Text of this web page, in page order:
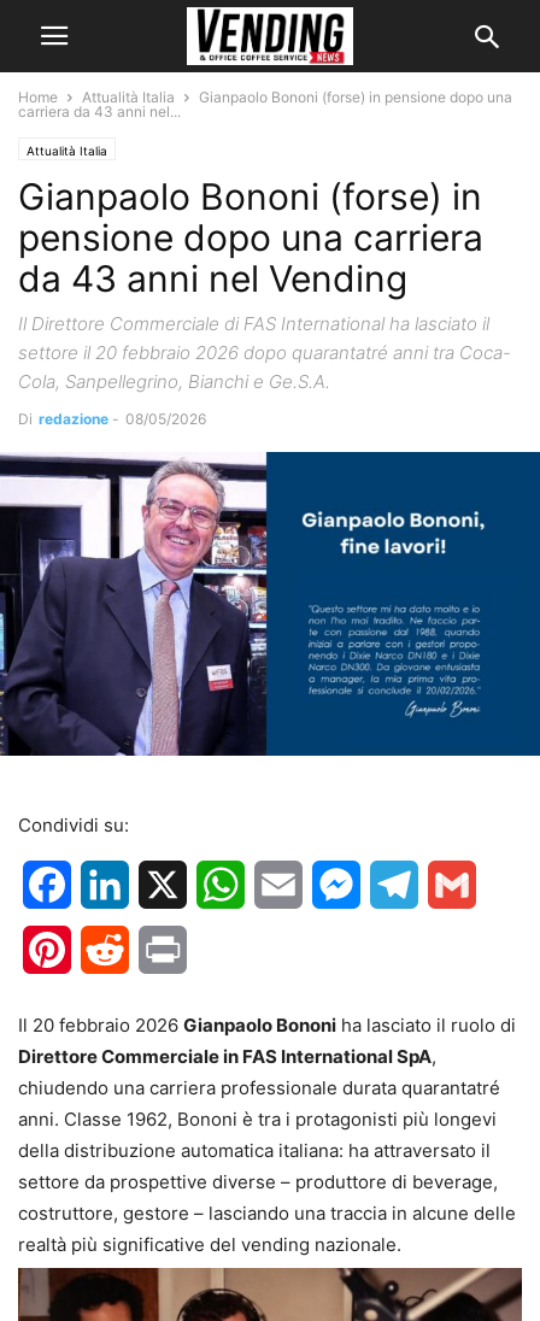
Home Attualità Italia
Gianpaolo Bononi (forse) in pensione dopo una
carriera da 43 anni nel...
Attualità Italia
Gianpaolo Bononi (forse) in
pensione dopo una carriera
da 43 anni nel Vending
Il Direttore Commerciale di FAS International ha lasciato il
settore il 20 febbraio 2026 dopo quarantatré anni tra Coca-
Cola, Sanpellegrino, Bianchi e Ge.S.A.
Di redazione - 08/05/2026
Condividi su:
FacebookLinkedIn WhatsApp
Email MessengerTelegram
PinterestReddit
Il 20 febbraio 2026 Gianpaolo Bononi ha lasciato il ruolo di
Direttore Commerciale in FAS International SpA,
chiudendo una carriera professionale durata quarantatré
anni. Classe 1962, Bononi è tra i protagonisti più longevi
della distribuzione automatica italiana: ha attraversato il
settore da prospettive diverse – produttore di beverage,
costruttore, gestore – lasciando una traccia in alcune delle
realtà più significative del vending nazionale.